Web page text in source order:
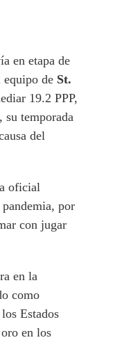
en etapa de
equipo de St.
19.2 PPP,
su temporada
del
oficial
por
con jugar
en la
como
Estados
en los